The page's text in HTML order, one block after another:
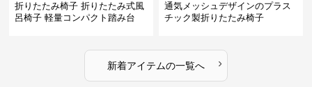
折りたたみ椅子 折りたたみ式風
呂椅子 軽量コンパクト踏み台
通気メッシュデザインのプラス
チック製折りたたみ椅子
新着アイテムの一覧へ ›